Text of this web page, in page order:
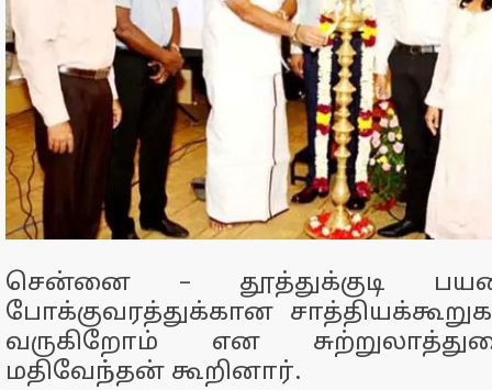
சென்னை – தூத்துக்குடி
போக்குவரத்துக்கான
வருகிறோம் என
மதிவேந்தன் கூறினார்.